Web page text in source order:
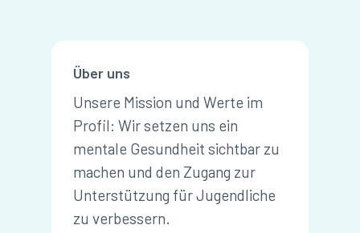
Über uns
Unsere Mission und Werte im
Profil: Wir setzen uns ein
mentale Gesundheit sichtbar zu
machen und den Zugang zur
Unterstützung für Jugendliche
zu verbessern.